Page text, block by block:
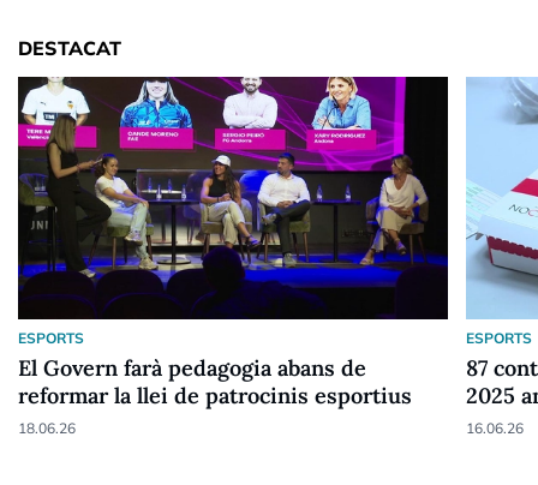
DESTACAT
ESPORTS
El Govern farà pedagogia abans de
reformar la llei de patrocinis esportius
18.06.26
ESPORTS
87
2025
16.06.26